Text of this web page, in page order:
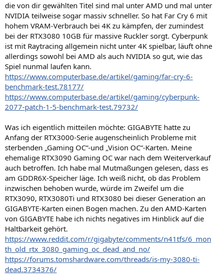
die von dir gewählten Titel sind mal unter AMD und mal unter
NVIDIA teilweise sogar massiv schneller. So hat Far Cry 6 mit
hohem VRAM-Verbrauch bei 4K zu kämpfen, der zumindest
bei der RTX3080 10GB für massive Ruckler sorgt. Cyberpunk
ist mit Raytracing allgemein nicht unter 4K spielbar, läuft ohne
allerdings sowohl bei AMD als auch NVIDIA so gut, wie das
Spiel nunmal laufen kann.
https://www.computerbase.de/artikel/gaming/far-cry-6-
benchmark-test.78177/
https://www.computerbase.de/artikel/gaming/cyberpunk-
2077-patch-1-5-benchmark-test.79732/
Was ich eigentlich mitteilen möchte: GIGABYTE hatte zu
Anfang der RTX3000-Serie augenscheinlich Probleme mit
sterbenden „Gaming OC“-und „Vision OC“-Karten. Meine
ehemalige RTX3090 Gaming OC war nach dem Weiterverkauf
auch betroffen. Ich habe mal Mutmaßungen gelesen, dass es
am GDDR6X-Speicher läge. Ich weiß nicht, ob das Problem
inzwischen behoben wurde, würde im Zweifel um die
RTX3090, RTX3080Ti und RTX3080 bei dieser Generation an
GIGABYTE-Karten einen Bogen machen. Zu den AMD-Karten
von GIGABYTE habe ich nichts negatives im Hinblick auf die
Haltbarkeit gehört.
https://www.reddit.com/r/gigabyte/comments/n41tfs/6_mon
th_old_rtx_3080_gaming_oc_dead_and_no/
https://forums.tomshardware.com/threads/is-my-3080-ti-
dead.3734376/